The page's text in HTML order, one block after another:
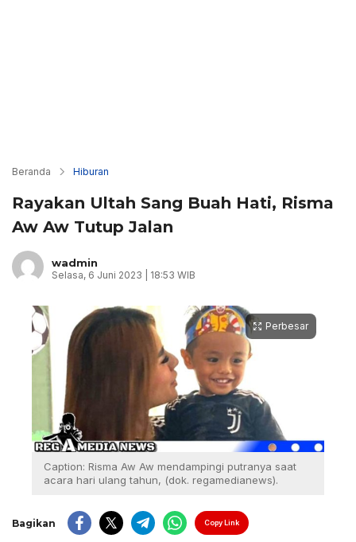
Beranda Hiburan
Rayakan Ultah Sang Buah Hati, Risma
Aw Aw Tutup Jalan
wadmin
Selasa, 6 Juni 2023 | 18:53 WIB
Perbesar
Caption: Risma Aw Aw mendampingi putranya saat
acara hari ulang tahun, (dok. regamedianews).
Bagikan Copy Link